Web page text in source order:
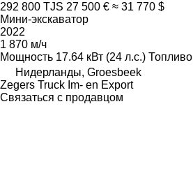
292 800 TJS 27 500 € ≈ 31 770 $
Мини-экскаватор
2022
1 870 м/ч
Мощность 17.64 кВт (24 л.с.) Топливо
Нидерланды, Groesbeek
Zegers Truck Im- en Export
Связаться с продавцом